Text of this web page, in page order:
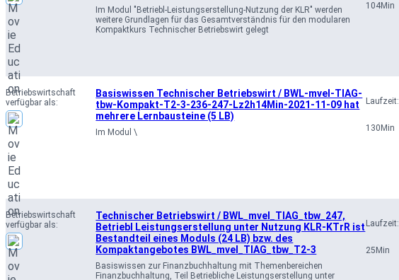
Im Modul "Betriebl-Leistungserstellung-Nutzung der KLR" werden
weitere Grundlagen für das Gesamtverständnis für den modularen
Kompaktkurs Technischer Betriebswirt gelegt
104Min
Betriebswirtschaft
verfügbar als:
Basiswissen Technischer Betriebswirt / BWL-mvel-TIAG-
tbw-Kompakt-T2-3-236-247-Lz2h14Min-2021-11-09 hat
mehrere Lernbausteine (5 LB)
Im Modul \
Laufzeit:
130 Min
Betriebswirtschaft
verfügbar als:
Technischer Betriebswirt / BWL_mvel_TIAG_tbw_247,
Betriebl Leistungserstellung unter Nutzung KLR-KTrR ist
Bestandteil eines Moduls (24 LB) bzw. des
Kompaktangebotes BWL_mvel_TIAG_tbw_T2-3
Basiswissen zur Finanzbuchhaltung mit Themenbereichen
Finanzbuchhaltung, Teil Betriebliche Leistungserstellung unter
Laufzeit:
25 Min